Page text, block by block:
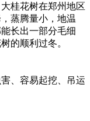
桂花树在郑州地区
蒸腾量小，地温
长出一部分毛细
的顺利过冬。
、容易起挖、吊运